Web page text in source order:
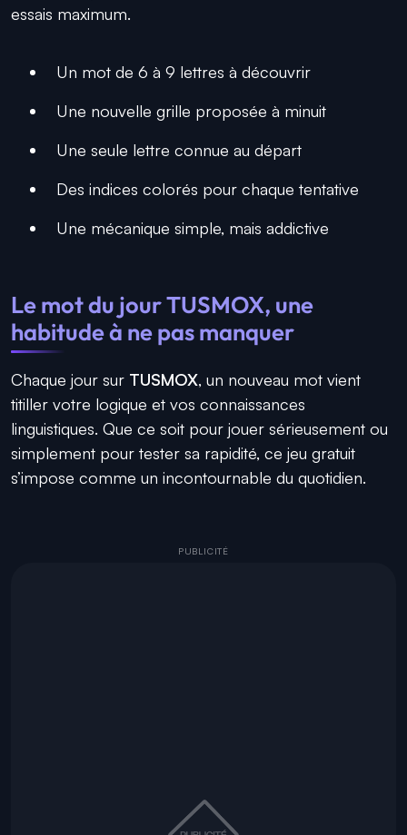
essais maximum.
Un mot de 6 à 9 lettres à découvrir
Une nouvelle grille proposée à minuit
Une seule lettre connue au départ
Des indices colorés pour chaque tentative
Une mécanique simple, mais addictive
Le mot du jour TUSMOX, une
habitude à ne pas manquer
Chaque jour sur TUSMOX, un nouveau mot vient
titiller votre logique et vos connaissances
linguistiques. Que ce soit pour jouer sérieusement ou
simplement pour tester sa rapidité, ce jeu gratuit
s’impose comme un incontournable du quotidien.